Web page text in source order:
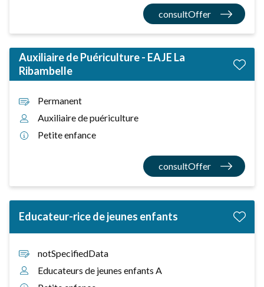
consultOffer
Auxiliaire de Puériculture - EAJE La
Ribambelle
Permanent
Auxiliaire de puériculture
Petite enfance
consultOffer
Educateur-rice de jeunes enfants
notSpecifiedData
Educateurs de jeunes enfants A